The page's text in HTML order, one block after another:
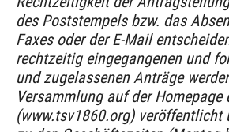
des Poststempels bzw. das
Faxes oder der E-Mail
rechtzeitig eingegangenen und
und zugelassenen Anträge
Versammlung auf der Homepage
(www.tsv1860.org) veröffentlicht